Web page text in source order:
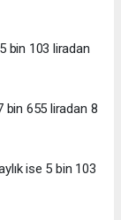
bin 103 liradan
bin 655 liradan 8
ise 5 bin 103